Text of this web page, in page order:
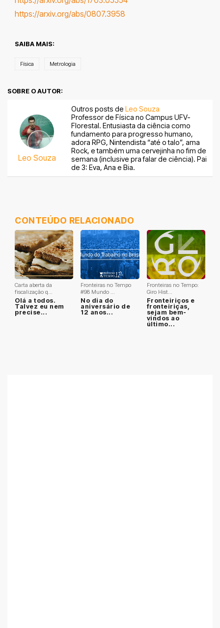
https://arxiv.org/abs/0807.3958
SAIBA MAIS:
Física Metrologia
SOBRE O AUTOR:
Leo Souza
Outros posts de Leo Souza
Professor de Física no Campus UFV-
Florestal. Entusiasta da ciência como
fundamento para progresso humano,
adora RPG, Nintendista “até o talo”, ama
Rock, e também uma cervejinha no fim de
semana (inclusive pra falar de ciência). Pai
de 3: Eva, Ana e Bia.
CONTEÚDO RELACIONADO
Carta aberta da
fiscalização q...
Olá a todos.
Talvez eu nem
precise...
Fronteiras no Tempo
#98 Mundo ...
No dia do
aniversário de
12 anos...
Fronteiras no Tempo:
Giro Hist...
Fronteiriços e
fronteiriças,
sejam bem-
vindos ao
último...